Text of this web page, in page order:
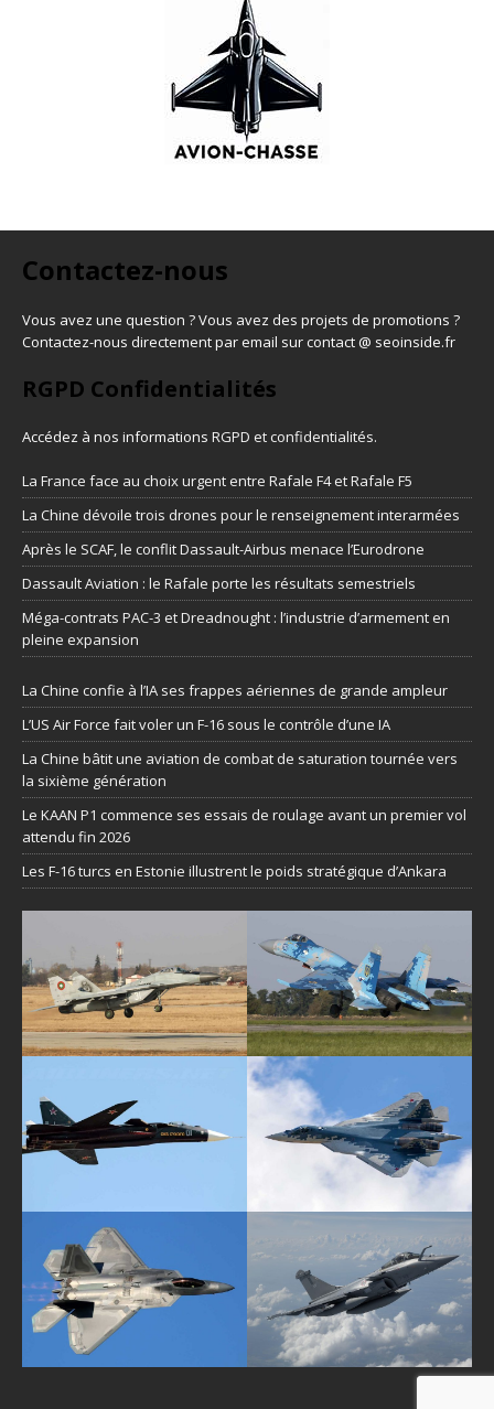
Contactez-nous
Vous avez une question ? Vous avez des projets de promotions ?
Contactez-nous directement par email sur contact @ seoinside.fr
RGPD Confidentialités
Accédez à nos informations RGPD et confidentialités.
La France face au choix urgent entre Rafale F4 et Rafale F5
La Chine dévoile trois drones pour le renseignement interarmées
Après le SCAF, le conflit Dassault-Airbus menace l’Eurodrone
Dassault Aviation : le Rafale porte les résultats semestriels
Méga-contrats PAC-3 et Dreadnought : l’industrie d’armement en
pleine expansion
La Chine confie à l’IA ses frappes aériennes de grande ampleur
L’US Air Force fait voler un F-16 sous le contrôle d’une IA
La Chine bâtit une aviation de combat de saturation tournée vers
la sixième génération
Le KAAN P1 commence ses essais de roulage avant un premier vol
attendu fin 2026
Les F-16 turcs en Estonie illustrent le poids stratégique d’Ankara